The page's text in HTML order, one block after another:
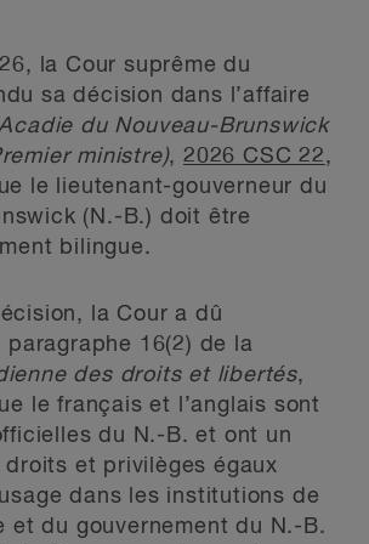
la Cour suprême du
sa décision dans l’affaire
du Nouveau-Brunswick
ministre),2026 CSC 22,
le lieutenant-gouverneur du
(N.-B.) doit être
bilingue.
la Cour a dû
16(2) de la
des droits et libertés,
le français et l’anglais sont
du N.-B. et ont un
et privilèges égaux
dans les institutions de
et du gouvernement du N.-B.